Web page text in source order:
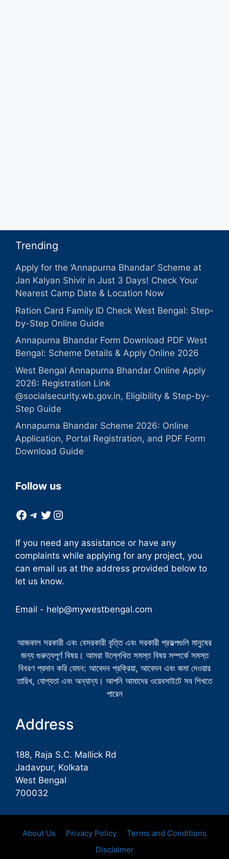
Trending
Apply for the ‘Annapurna Bhandar’ Scheme at
Jan Kalyan Shivir in Just 3 Days! Check Your
Nearest Camp Date & Location Now
Ration Card Family ID Check West Bengal: Step-
by-Step Online Guide
Annapurna Bhandar Form Download PDF West
Bengal: Scheme Details & Apply Online 2026
West Bengal Annapurna Bhandar Online Apply
2026: Registration Link
@socialsecurity.wb.gov.in, Eligibility & Step-by-
Step Guide
Annapurna Bhandar Scheme 2026: Online
Application, Portal Registration, and PDF Form
Download Guide
Follow us
Facebook
Telegram
Twitter
Instagram
If you need any assistance or have any
complaints while applying for any project, you
can email us at the address provided below to
let us know.
Email - help@mywestbengal.com
আজকাল সরকারী এবং বেসরকারী বৃত্তি এবং সরকারী প্রকল্পগুলি মানুষের
জন্য গুরুত্বপূর্ণ বিষয়। আমরা উল্লেখিত সমস্ত বিষয় সম্পর্কে সমস্ত
বিবরণ প্রদান করি যেমন: আবেদন প্রক্রিয়া, আবেদন এবং জমা দেওয়ার
তারিখ, যোগ্যতা এবং অন্যান্য। আপনি আমাদের ওয়েবসাইটে সব শিখতে
পারেন
Address
188, Raja S.C. Mallick Rd
Jadavpur, Kolkata
West Bengal
700032
About Us Privacy Policy
Terms and Conditions
Disclaimer